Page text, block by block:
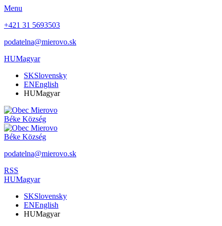
Menu
+421 31 5693503
podatelna@mierovo.sk
HUMagyar
SKSlovensky
ENEnglish
HUMagyar
Béke Község
Béke Község
podatelna@mierovo.sk
RSS
HUMagyar
SKSlovensky
ENEnglish
HUMagyar